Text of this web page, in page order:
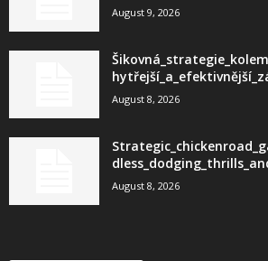
August 9, 2026
August 8, 2026
August 8, 2026